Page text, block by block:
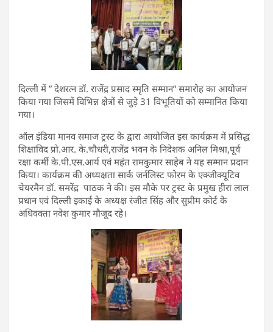
दिल्ली में ” देशरत्न डॉ. राजेंद्र प्रसाद स्मृति सम्मान” समारोह का आयोजन
किया गया जिसमें विभिन्न क्षेत्रों से जुड़े 31 विभूतियों को सम्मानित किया
गया।
ऑल इंडिया मानव समाज ट्रस्ट के द्वारा आयोजित इस कार्यक्रम में प्रसिद्ध
शिक्षाविद प्रो.आर. के.चौधरी,राजेंद्र भवन के निदेशक अनिल मिश्रा,पूर्व
रक्षा कर्मी के.पी.एस.आर्य एवं महंत रामकुमार साहेब ने यह सम्मान प्रदान
किया। कार्यक्रम की अध्यक्षता सार्क जर्नलिस्ट फोरम के एक्जीक्यूटिव
चेयरमैन डॉ. समरेंद्र पाठक ने की। इस मौके पर ट्रस्ट के प्रमुख हीरा लाल
प्रधान एवं दिल्ली इकाई के अध्यक्ष रंजीत सिंह और सुप्रीम कोर्ट के
अधिवक्ता नवेश कुमार मौजूद रहे।